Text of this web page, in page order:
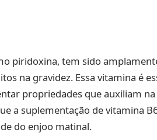
piridoxina, tem sido
na gravidez. Essa vitamina é
propriedades que auxiliam
a suplementação de vitamina
do enjoo matinal.